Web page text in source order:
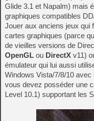
Glide 3.1 et Napalm) mais
graphiques compatibles
Jouer aux anciens jeux qui
cartes graphiques (parce
de vieilles versions de
OpenGL ou DirectX v11)
émulateur qui lui aussi
Windows Vista/7/8/10 avec
vous devez posséder une
Level 10.1) supportant les